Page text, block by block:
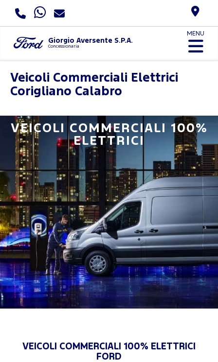
Giorgio Aversente S.P.A.
Concessionaria
MENU
Veicoli Commerciali Elettrici
Corigliano Calabro
VEICOLI COMMERCIALI 100%
ELETTRICI
VEICOLI COMMERCIALI 100% ELETTRICI
FORD